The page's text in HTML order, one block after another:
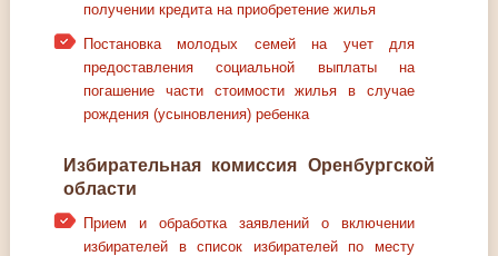
получении кредита на приобретение жилья
Постановка молодых семей на учет для
предоставления социальной выплаты на
погашение части стоимости жилья в случае
рождения (усыновления) ребенка
Избирательная комиссия Оренбургской
области
Прием и обработка заявлений о включении
избирателей в список избирателей по месту